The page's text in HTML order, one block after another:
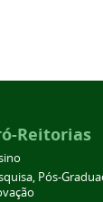
Reitorias
Pós-